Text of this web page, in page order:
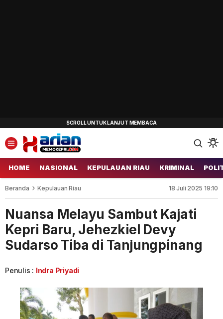
HOME NASIONAL KEPULAUAN RIAU KRIMINAL
Beranda Kepulauan Riau 18 Juli 2025 19:10
Nuansa Melayu Sambut Kajati
Kepri Baru, Jehezkiel Devy
Sudarso Tiba di Tanjungpinang
Penulis : Indra Priyadi